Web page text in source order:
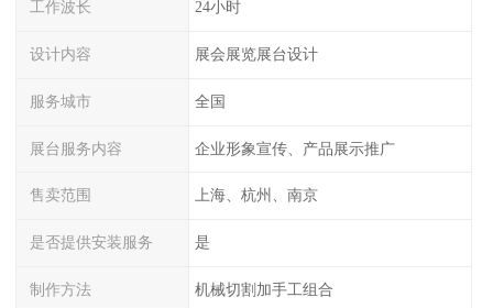
工作波长 24小时
设计内容 展会展览展台设计
服务城市 全国
展台服务内容 企业形象宣传、产品展示推广
售卖范围 上海、杭州、南京
是否提供安装服务 是
制作方法 机械切割加手工组合